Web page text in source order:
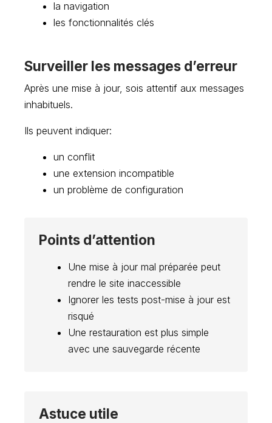
la navigation
les fonctionnalités clés
Surveiller les messages d’erreur
Après une mise à jour, sois attentif aux messages
inhabituels.
Ils peuvent indiquer:
un conflit
une extension incompatible
un problème de configuration
Points d’attention
Une mise à jour mal préparée peut
rendre le site inaccessible
Ignorer les tests post-mise à jour est
risqué
Une restauration est plus simple
avec une sauvegarde récente
Astuce utile